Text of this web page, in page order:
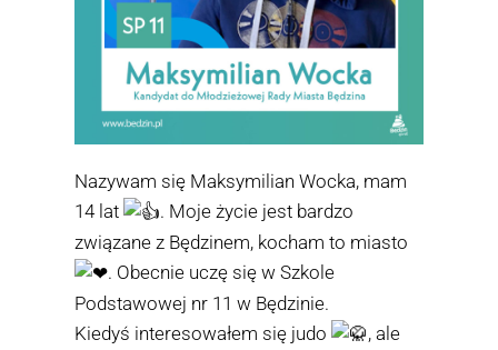
Nazywam się Maksymilian Wocka, mam
14 lat
. Moje życie jest bardzo
związane z Będzinem, kocham to miasto
. Obecnie uczę się w Szkole
Podstawowej nr 11 w Będzinie.
Kiedyś interesowałem się judo
, ale